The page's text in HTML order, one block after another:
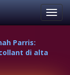
Parris:
di alta